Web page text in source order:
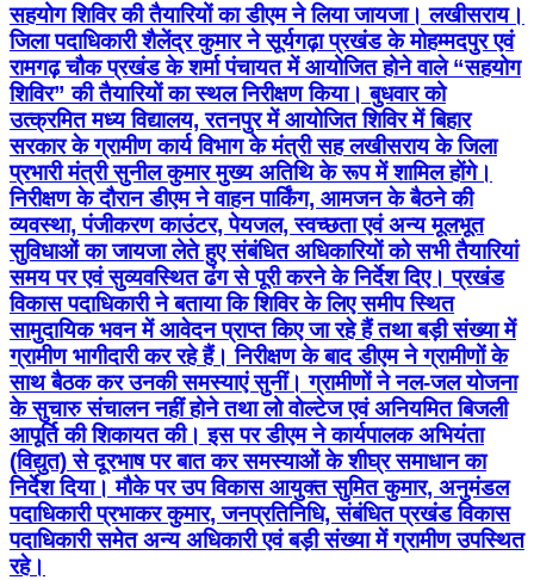
सहयोग शिविर की तैयारियों का डीएम ने लिया जायजा। लखीसराय।
जिला पदाधिकारी शैलेंद्र कुमार ने सूर्यगढ़ा प्रखंड के मोहम्मदपुर एवं
रामगढ़ चौक प्रखंड के शर्मा पंचायत में आयोजित होने वाले “सहयोग
शिविर” की तैयारियों का स्थल निरीक्षण किया। बुधवार को
उत्क्रमित मध्य विद्यालय, रतनपुर में आयोजित शिविर में बिहार
सरकार के ग्रामीण कार्य विभाग के मंत्री सह लखीसराय के जिला
प्रभारी मंत्री सुनील कुमार मुख्य अतिथि के रूप में शामिल होंगे।
निरीक्षण के दौरान डीएम ने वाहन पार्किंग, आमजन के बैठने की
व्यवस्था, पंजीकरण काउंटर, पेयजल, स्वच्छता एवं अन्य मूलभूत
सुविधाओं का जायजा लेते हुए संबंधित अधिकारियों को सभी तैयारियां
समय पर एवं सुव्यवस्थित ढंग से पूरी करने के निर्देश दिए। प्रखंड
विकास पदाधिकारी ने बताया कि शिविर के लिए समीप स्थित
सामुदायिक भवन में आवेदन प्राप्त किए जा रहे हैं तथा बड़ी संख्या में
ग्रामीण भागीदारी कर रहे हैं। निरीक्षण के बाद डीएम ने ग्रामीणों के
साथ बैठक कर उनकी समस्याएं सुनीं। ग्रामीणों ने नल-जल योजना
के सुचारु संचालन नहीं होने तथा लो वोल्टेज एवं अनियमित बिजली
आपूर्ति की शिकायत की। इस पर डीएम ने कार्यपालक अभियंता
(विद्युत) से दूरभाष पर बात कर समस्याओं के शीघ्र समाधान का
निर्देश दिया। मौके पर उप विकास आयुक्त सुमित कुमार, अनुमंडल
पदाधिकारी प्रभाकर कुमार, जनप्रतिनिधि, संबंधित प्रखंड विकास
पदाधिकारी समेत अन्य अधिकारी एवं बड़ी संख्या में ग्रामीण उपस्थित
रहे।